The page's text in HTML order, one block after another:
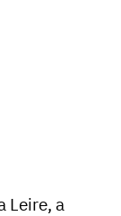
Leire, a